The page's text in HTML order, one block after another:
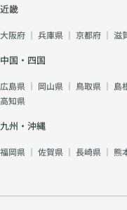
近畿
大阪府 ｜ 兵庫県 ｜ 京都府 ｜ 滋
中国・四国
広島県 ｜ 岡山県 ｜ 鳥取県 ｜ 島
高知県
九州・沖縄
福岡県 ｜ 佐賀県 ｜ 長崎県 ｜ 熊